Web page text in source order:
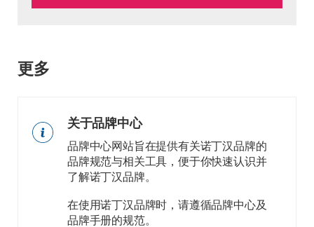
更多
关于品牌中心
品牌中心网站旨在提供有关诺丁汉品牌的
品牌规范与相关工具，便于你快速认识并
了解诺丁汉品牌。
在使用诺丁汉品牌时，请遵循品牌中心及
品牌手册的规范。